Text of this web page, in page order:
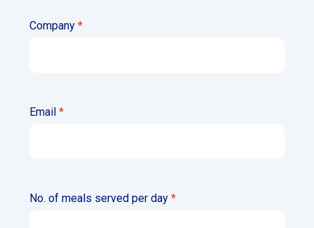
Company
Email
No. of meals served per day